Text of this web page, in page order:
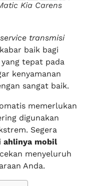
Kia Carens
transmisi
baik bagi
tepat pada
kenyamanan
sangat baik.
memerlukan
digunakan
Segera
ahlinya mobil
menyeluruh
Anda.